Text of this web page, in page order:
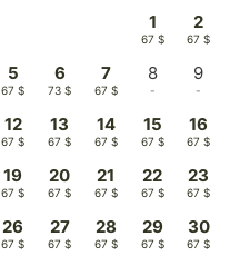
1
67 $
2
67 $
5
67 $
6
73 $
7
67 $
8
-
9
-
12
67 $
13
67 $
14
67 $
15
67 $
16
67 $
19
67 $
20
67 $
21
67 $
22
67 $
23
67 $
26
67 $
27
67 $
28
67 $
29
67 $
30
67 $